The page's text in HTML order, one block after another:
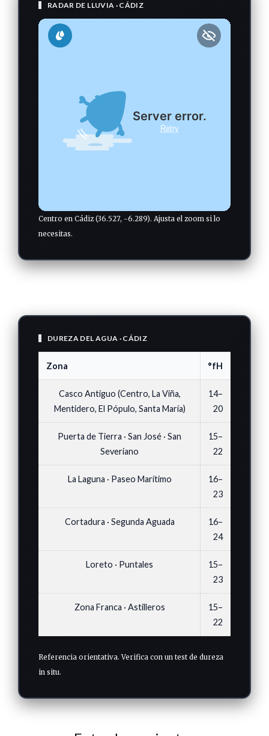
RADAR DE LLUVIA · CÁDIZ
Centro en Cádiz (36.527, -6.289). Ajusta el zoom si lo
necesitas.
DUREZA DEL AGUA · CÁDIZ
Zona °fH
Casco Antiguo (Centro, La Viña,
Mentidero, El Pópulo, Santa María)
14–
20
Puerta de Tierra · San José · San
Severiano
15–
22
La Laguna · Paseo Marítimo
16–
23
Cortadura · Segunda Aguada
16–
24
Loreto · Puntales
15–
23
Zona Franca · Astilleros
15–
22
Referencia orientativa. Verifica con un test de dureza
in situ.